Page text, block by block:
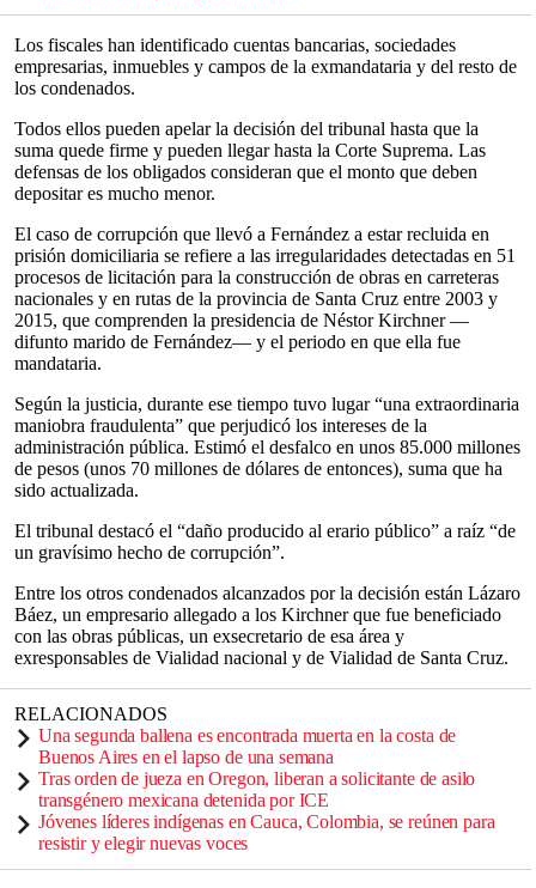
Los fiscales han identificado cuentas bancarias, sociedades
empresarias, inmuebles y campos de la exmandataria y del resto de
los condenados.
Todos ellos pueden apelar la decisión del tribunal hasta que la
suma quede firme y pueden llegar hasta la Corte Suprema. Las
defensas de los obligados consideran que el monto que deben
depositar es mucho menor.
El caso de corrupción que llevó a Fernández a estar recluida en
prisión domiciliaria se refiere a las irregularidades detectadas en 51
procesos de licitación para la construcción de obras en carreteras
nacionales y en rutas de la provincia de Santa Cruz entre 2003 y
2015, que comprenden la presidencia de Néstor Kirchner —
difunto marido de Fernández— y el periodo en que ella fue
mandataria.
Según la justicia, durante ese tiempo tuvo lugar “una extraordinaria
maniobra fraudulenta” que perjudicó los intereses de la
administración pública. Estimó el desfalco en unos 85.000 millones
de pesos (unos 70 millones de dólares de entonces), suma que ha
sido actualizada.
El tribunal destacó el “daño producido al erario público” a raíz “de
un gravísimo hecho de corrupción”.
Entre los otros condenados alcanzados por la decisión están Lázaro
Báez, un empresario allegado a los Kirchner que fue beneficiado
con las obras públicas, un exsecretario de esa área y
exresponsables de Vialidad nacional y de Vialidad de Santa Cruz.
RELACIONADOS
Una segunda ballena es encontrada muerta en la costa de
Buenos Aires en el lapso de una semana
Tras orden de jueza en Oregon, liberan a solicitante de asilo
transgénero mexicana detenida por ICE
Jóvenes líderes indígenas en Cauca, Colombia, se reúnen para
resistir y elegir nuevas voces